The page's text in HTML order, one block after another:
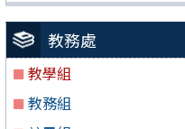
教務處
教學組
教務組